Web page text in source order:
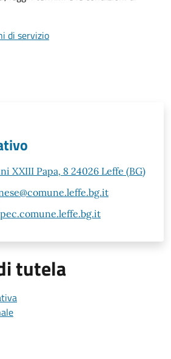
di servizio
XXIII Papa, 8 24026 Leffe (BG)
tutela